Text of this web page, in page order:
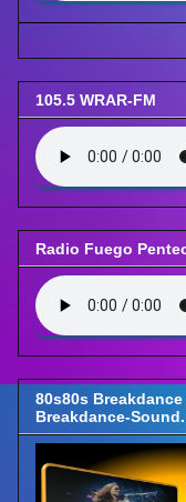
105.5 WRAR-FM
Radio Fuego
80s80s Breakdance
Breakdance-